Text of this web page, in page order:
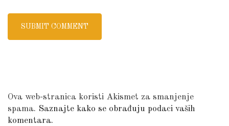
Ova web-stranica koristi Akismet za smanjenje
spama. Saznajte kako se obrađuju podaci vaših
komentara.